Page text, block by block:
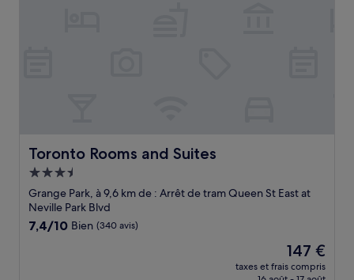
Toronto Rooms and Suites
Toronto Rooms and Suites
Hébergement
3.5 étoiles
Grange Park, à 9,6 km de : Arrêt de tram Queen St East at
Neville Park Blvd
7.4
7,4/10 Bien (340 avis)
Le
nouveau
prix
147 €
taxes et frais compris